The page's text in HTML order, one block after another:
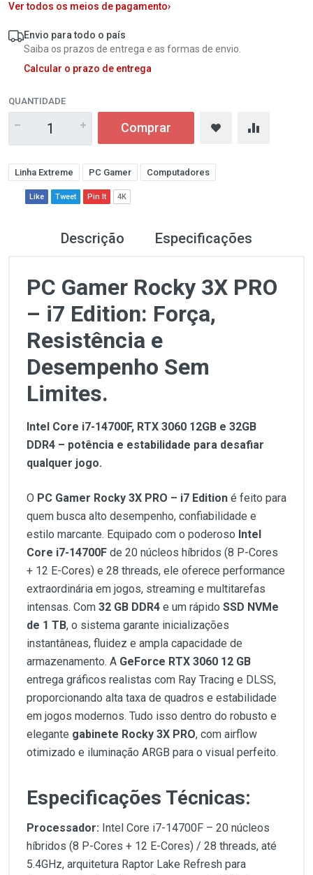
Ver todos os meios de pagamento›
Envio para todo o país
Saiba os prazos de entrega e as formas de envio.
Calcular o prazo de entrega
QUANTIDADE
Comprar
Linha Extreme PC Gamer Computadores
Like Tweet Pin It 4K
Descrição Especificações
PC Gamer Rocky 3X PRO
– i7 Edition: Força,
Resistência e
Desempenho Sem
Limites.
Intel Core i7-14700F, RTX 3060 12GB e 32GB
DDR4 – potência e estabilidade para desafiar
qualquer jogo.
O PC Gamer Rocky 3X PRO – i7 Edition é feito para
quem busca alto desempenho, confiabilidade e
estilo marcante. Equipado com o poderoso Intel
Core i7-14700F de 20 núcleos híbridos (8 P-Cores
+ 12 E-Cores) e 28 threads, ele oferece performance
extraordinária em jogos, streaming e multitarefas
intensas. Com 32 GB DDR4 e um rápido SSD NVMe
de 1 TB, o sistema garante inicializações
instantâneas, fluidez e ampla capacidade de
armazenamento. A GeForce RTX 3060 12 GB
entrega gráficos realistas com Ray Tracing e DLSS,
proporcionando alta taxa de quadros e estabilidade
em jogos modernos. Tudo isso dentro do robusto e
elegante gabinete Rocky 3X PRO, com airflow
otimizado e iluminação ARGB para o visual perfeito.
Especificações Técnicas:
Processador: Intel Core i7-14700F – 20 núcleos
híbridos (8 P-Cores + 12 E-Cores) / 28 threads, até
5.4GHz, arquitetura Raptor Lake Refresh para